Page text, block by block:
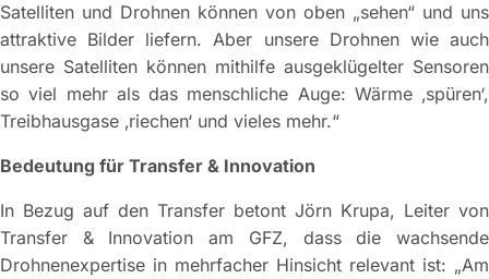
Satelliten und Drohnen können von oben „sehen“ und uns
attraktive Bilder liefern. Aber unsere Drohnen wie auch
unsere Satelliten können mithilfe ausgeklügelter Sensoren
so viel mehr als das menschliche Auge: Wärme ‚spüren‘,
Treibhausgase ‚riechen‘ und vieles mehr.“
Bedeutung für Transfer & Innovation
In Bezug auf den Transfer betont Jörn Krupa, Leiter von
Transfer & Innovation am GFZ, dass die wachsende
Drohnenexpertise in mehrfacher Hinsicht relevant ist: „Am